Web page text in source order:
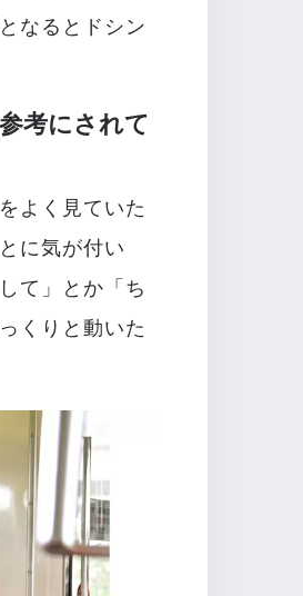
なるとドシン
考にされて
よく見ていた
に気が付い
て」とか「ち
くりと動いた